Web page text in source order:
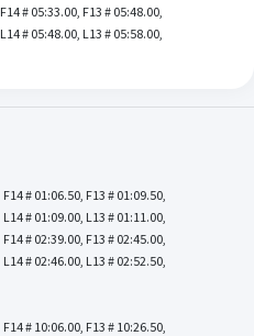
F14 # 05:33.00, F13 # 05:48.00,
L14 # 05:48.00, L13 # 05:58.00,
F14 # 01:06.50, F13 # 01:09.50,
L14 # 01:09.00, L13 # 01:11.00,
F14 # 02:39.00, F13 # 02:45.00,
L14 # 02:46.00, L13 # 02:52.50,
F14 # 10:06.00, F13 # 10:26.50,